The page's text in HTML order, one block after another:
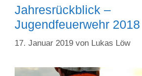
Jahresrückblick –
Jugendfeuerwehr 2018
17. Januar 2019 von Lukas Löw